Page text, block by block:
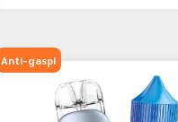
Anti-gaspi